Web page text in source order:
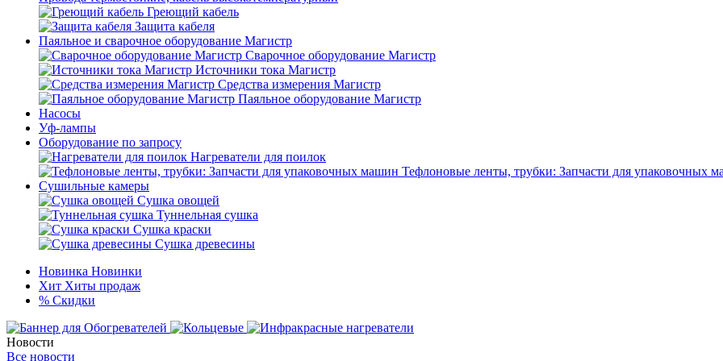
Греющий кабель
Защита кабеля
Паяльное и сварочное оборудование Магистр
Сварочное оборудование Магистр
Источники тока Магистр
Средства измерения Магистр
Паяльное оборудование Магистр
Насосы
Уф-лампы
Оборудование по запросу
Нагреватели для поилок
Тефлоновые ленты, трубки: Запчасти для упаковочных
Сушильные камеры
Сушка овощей
Туннельная сушка
Сушка краски
Сушка древесины
Новинка Новинки
Хит Хиты продаж
% Скидки
Новости
Все новости